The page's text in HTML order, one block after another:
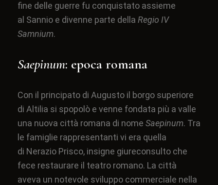
fine delle guerre fu conquistato assieme
al Sannioe divenne parte della Regio IV
Samnium.
Saepinum: epoca romana
Con il principato di Augustoil borgo superiore
di Altilia si spopolò e venne fondata più a valle
una nuova città romana di nome Saepinum. Tra
le famiglie rappresentanti vi era quella
di Nerazio Prisco, insigne giureconsulto che
fece restaurare il teatro romano. La città
aveva un notevole sviluppo commerciale nella